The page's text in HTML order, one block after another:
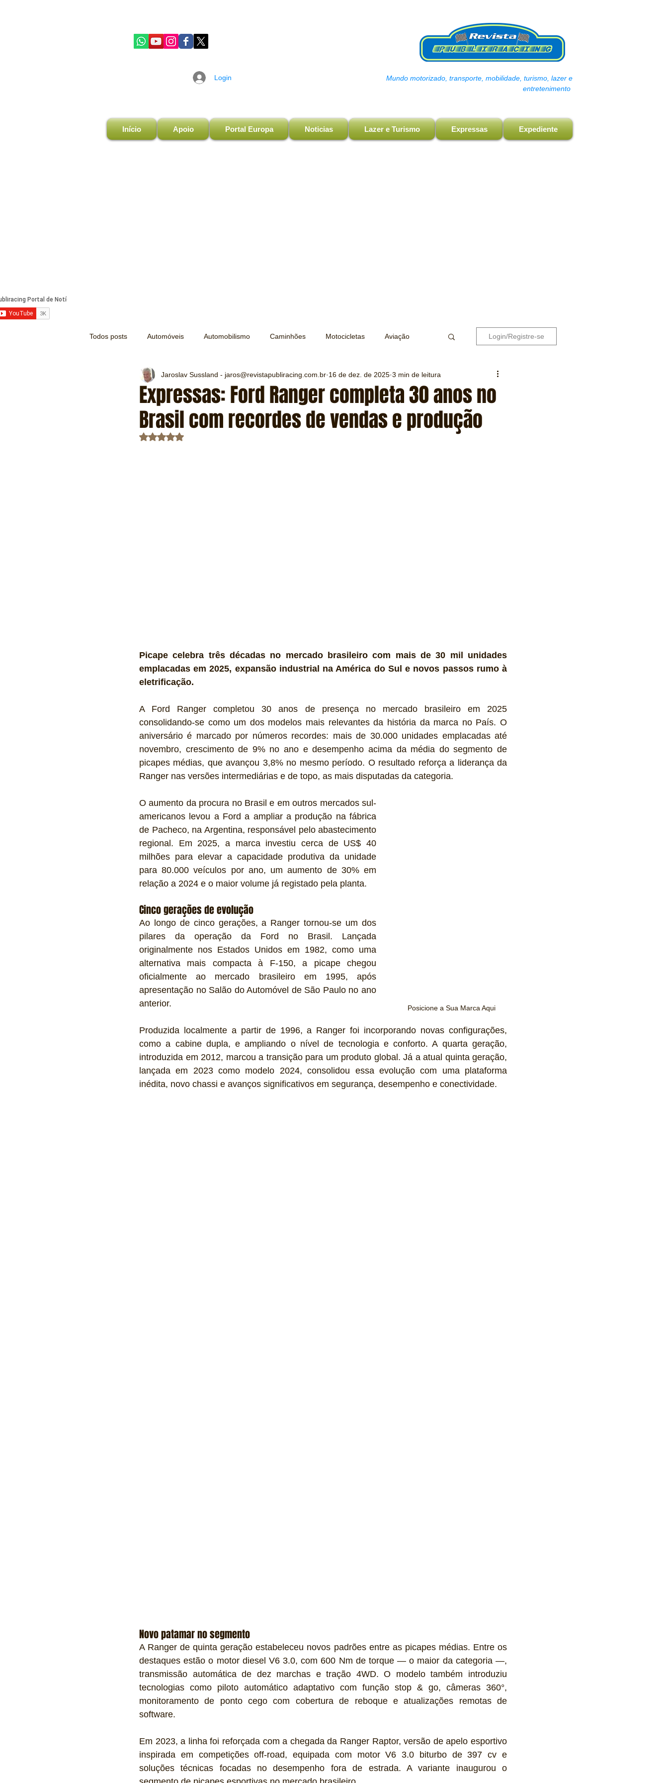
Login
Mundo motorizado, transporte, mobilidade, turismo, lazer e
entretenimento
Início Apoio Portal Europa Noticias Lazer e Turismo Expressas Expediente
Todos posts Automóveis Automobilismo Caminhões Motocicletas Aviação
Turismo Lazer Transporte Trens e Metrô Mobilidade Editorial
Mecânica e Peças Segurança Testes e Comparativos Máquinas e Equipamentos
Login/Registre-se
Expressas: Ford Ranger completa 30 anos no
Brasil com recordes de vendas e produção
Jaroslav Sussland - jaros@revistapubliracing.com.br 16 de dez. de 2025 3 min de leitura
Avaliado com NaN de 5 estrelas.
Picape celebra três décadas no mercado brasileiro com mais de 30 mil unidades
emplacadas em 2025, expansão industrial na América do Sul e novos passos rumo à
eletrificação.
A Ford Ranger completou 30 anos de presença no mercado brasileiro em 2025
consolidando-se como um dos modelos mais relevantes da história da marca no País. O
aniversário é marcado por números recordes: mais de 30.000 unidades emplacadas até
novembro, crescimento de 9% no ano e desempenho acima da média do segmento de
picapes médias, que avançou 3,8% no mesmo período. O resultado reforça a liderança da
Ranger nas versões intermediárias e de topo, as mais disputadas da categoria.
Posicione a Sua Marca Aqui
O aumento da procura no Brasil e em outros mercados sul-
americanos levou a Ford a ampliar a produção na fábrica
de Pacheco, na Argentina, responsável pelo abastecimento
regional. Em 2025, a marca investiu cerca de US$ 40
milhões para elevar a capacidade produtiva da unidade
para 80.000 veículos por ano, um aumento de 30% em
relação a 2024 e o maior volume já registado pela planta.
Cinco gerações de evolução
Ao longo de cinco gerações, a Ranger tornou-se um dos
pilares da operação da Ford no Brasil. Lançada
originalmente nos Estados Unidos em 1982, como uma
alternativa mais compacta à F-150, a picape chegou
oficialmente ao mercado brasileiro em 1995, após
apresentação no Salão do Automóvel de São Paulo no ano
anterior.
Produzida localmente a partir de 1996, a Ranger foi incorporando novas configurações,
como a cabine dupla, e ampliando o nível de tecnologia e conforto. A quarta geração,
introduzida em 2012, marcou a transição para um produto global. Já a atual quinta geração,
lançada em 2023 como modelo 2024, consolidou essa evolução com uma plataforma
inédita, novo chassi e avanços significativos em segurança, desempenho e conectividade.
Novo patamar no segmento
A Ranger de quinta geração estabeleceu novos padrões entre as picapes médias. Entre os
destaques estão o motor diesel V6 3.0, com 600 Nm de torque — o maior da categoria —,
transmissão automática de dez marchas e tração 4WD. O modelo também introduziu
tecnologias como piloto automático adaptativo com função stop & go, câmeras 360°,
monitoramento de ponto cego com cobertura de reboque e atualizações remotas de
software.
Em 2023, a linha foi reforçada com a chegada da Ranger Raptor, versão de apelo esportivo
inspirada em competições off-road, equipada com motor V6 3.0 biturbo de 397 cv e
soluções técnicas focadas no desempenho fora de estrada. A variante inaugurou o